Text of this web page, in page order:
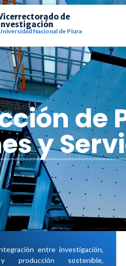
de
Nacional de Piura
de
y
entre investigación,
producción sostenible,